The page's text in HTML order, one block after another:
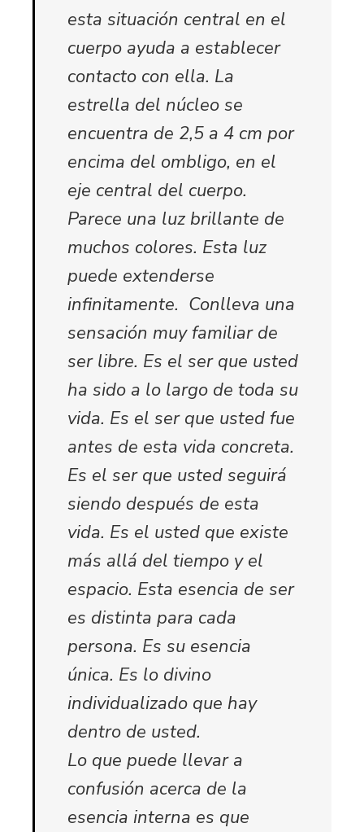
esta situación central en el
cuerpo ayuda a establecer
contacto con ella. La
estrella del núcleo se
encuentra de 2,5 a 4 cm por
encima del ombligo, en el
eje central del cuerpo.
Parece una luz brillante de
muchos colores. Esta luz
puede extenderse
infinitamente. Conlleva una
sensación muy familiar de
ser libre. Es el ser que usted
ha sido a lo largo de toda su
vida. Es el ser que usted fue
antes de esta vida concreta.
Es el ser que usted seguirá
siendo después de esta
vida. Es el usted que existe
más allá del tiempo y el
espacio. Esta esencia de ser
es distinta para cada
persona. Es su esencia
única. Es lo divino
individualizado que hay
dentro de usted.
Lo que puede llevar a
confusión acerca de la
esencia interna es que